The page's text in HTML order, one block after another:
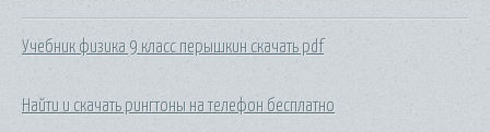
Учебник физика 9 класс перышкин скачать pdf
Найти и скачать рингтоны на телефон бесплатно